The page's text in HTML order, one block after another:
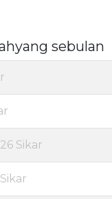
sebulan
Sikar